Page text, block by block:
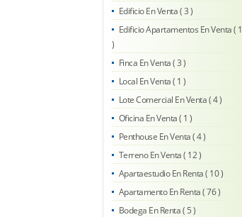
Edificio En Venta ( 3 )
Edificio Apartamentos En Venta ( 1
)
Finca En Venta ( 3 )
Local En Venta ( 1 )
Lote Comercial En Venta ( 4 )
Oficina En Venta ( 1 )
Penthouse En Venta ( 4 )
Terreno En Venta ( 12 )
Apartaestudio En Renta ( 10 )
Apartamento En Renta ( 76 )
Bodega En Renta ( 5 )